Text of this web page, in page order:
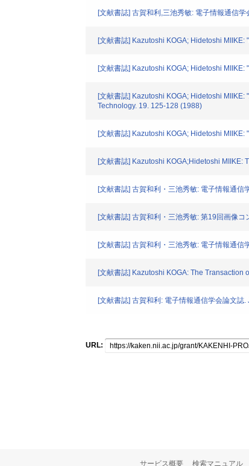
[文献書誌] 古賀和利,三池秀敏: 電子情報通信
[文献書誌] Kazutoshi KOGA; Hidetoshi
[文献書誌] Kazutoshi KOGA; Hidetoshi
[文献書誌] Kazutoshi KOGA; Hidetoshi
Technology. 19. 125-128 (1988)
[文献書誌] Kazutoshi KOGA; Hidetoshi
[文献書誌] Kazutoshi KOGA;Hidetoshi MIIKE:
[文献書誌] 古賀和利・三池秀敏: 電子情報通
[文献書誌] 古賀和利・三池秀敏: 第19回画像
[文献書誌] 古賀和利・三池秀敏: 電子情報通
[文献書誌] Kazutoshi KOGA: The Transaction
[文献書誌] 古賀和利: 電子情報通信学会論文
URL:
サービス概要 検索マニュアル